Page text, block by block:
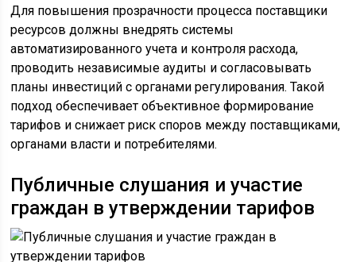
Для повышения прозрачности процесса поставщики
ресурсов должны внедрять системы
автоматизированного учета и контроля расхода,
проводить независимые аудиты и согласовывать
планы инвестиций с органами регулирования. Такой
подход обеспечивает объективное формирование
тарифов и снижает риск споров между поставщиками,
органами власти и потребителями.
Публичные слушания и участие
граждан в утверждении тарифов